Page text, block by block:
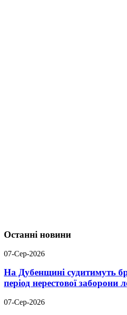
Останні новини
07-Сер-2026
На Дубенщині судитимуть
період нерестової заборони
07-Сер-2026